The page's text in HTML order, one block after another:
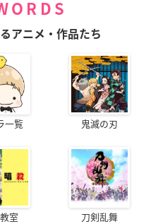
アニメ・作品たち
一覧 鬼滅の刃
室 刀剣乱舞